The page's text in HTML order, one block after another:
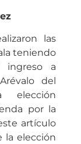
las
teniendo
ingreso a
del
elección
por la
artículo
la elección